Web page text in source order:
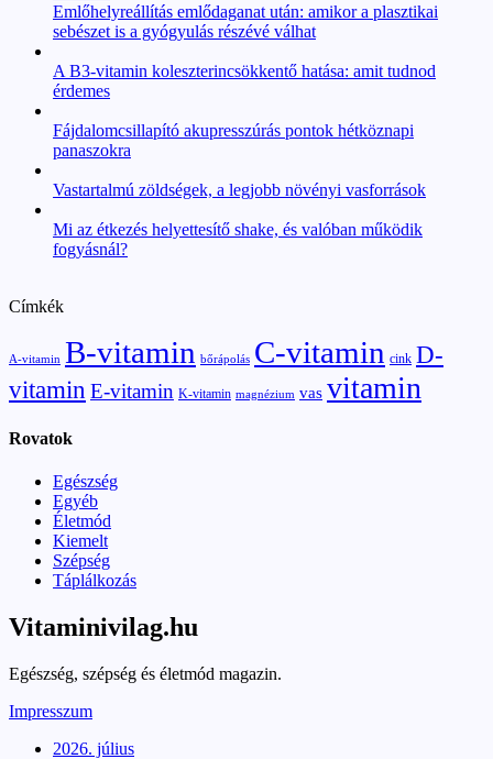
Emlőhelyreállítás emlődaganat után: amikor a plasztikai
sebészet is a gyógyulás részévé válhat
A B3-vitamin koleszterincsökkentő hatása: amit tudnod
érdemes
Fájdalomcsillapító akupresszúrás pontok hétköznapi
panaszokra
Vastartalmú zöldségek, a legjobb növényi vasforrások
Mi az étkezés helyettesítő shake, és valóban működik
fogyásnál?
Címkék
A-vitamin B-vitamin bőrápolás C-vitamin cink D-
vitamin E-vitamin K-vitamin magnézium vas vitamin
Rovatok
Egészség
Egyéb
Életmód
Kiemelt
Szépség
Táplálkozás
Vitaminivilag.hu
Egészség, szépség és életmód magazin.
Impresszum
2026. július